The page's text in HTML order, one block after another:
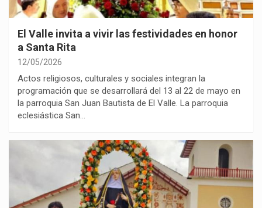
El Valle invita a vivir las festividades en honor
a Santa Rita
12/05/2026
Actos religiosos, culturales y sociales integran la
programación que se desarrollará del 13 al 22 de mayo en
la parroquia San Juan Bautista de El Valle. La parroquia
eclesiástica San…